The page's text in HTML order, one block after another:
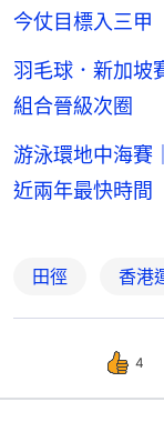
今仗目標入三甲
羽毛球．新加
組合晉級次圈
游泳環地中海賽
近兩年最快時間
田徑 香港
4